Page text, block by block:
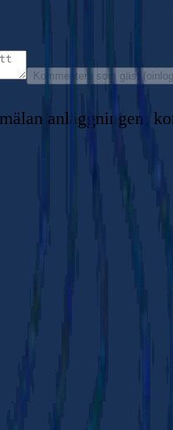
Kommentera som gäst
anläggningen,